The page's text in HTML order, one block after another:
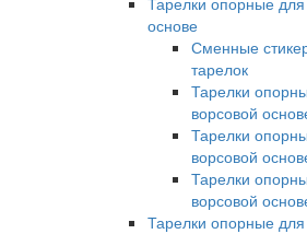
основе
Сменные
тарелок
Тарелки
ворсовой
Тарелки
ворсовой
Тарелки
ворсовой
Тарелки опорные для